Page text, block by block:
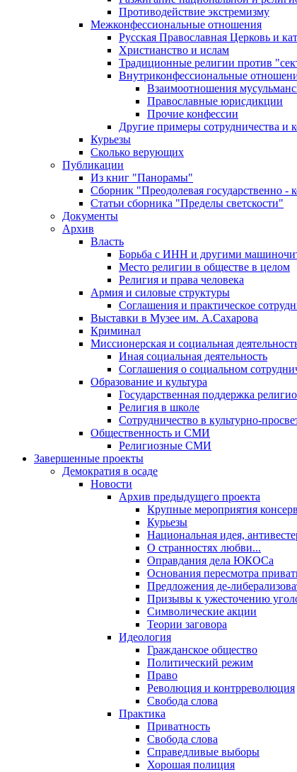
Противодействие экстремизму
Межконфессиональные отношения
Русская Православная Церковь и
Христианство и ислам
Традиционные религии против
Внутриконфессиональные
Взаимоотношения
Православные юрисдикции
Прочие конфессии
Другие примеры сотрудничества и
Курьезы
Сколько верующих
Публикации
Из книг "Панорамы"
Сборник "Преодолевая государственно -
Статьи сборника "Пределы светскости"
Документы
Архив
Власть
Борьба с ИНН и другими
Место религии в обществе в целом
Религия и права человека
Армия и силовые структуры
Соглашения и практическое
Выставки в Музее им. А.Сахарова
Криминал
Миссионерская и социальная
Иная социальная деятельность
Соглашения о социальном
Образование и культура
Государственная поддержка
Религия в школе
Сотрудничество в культурно-
Общественность и СМИ
Религиозные СМИ
Завершенные проекты
Демократия в осаде
Новости
Архив предыдущего проекта
Крупные мероприятия
Курьезы
Национальная идея,
О странностях любви...
Оправдания дела ЮКОСа
Основания пересмотра
Предложения де-
Призывы к ужесточению
Символические акции
Теории заговора
Идеология
Гражданское общество
Политический режим
Право
Революция и контрреволюция
Свобода слова
Практика
Приватность
Свобода слова
Справедливые выборы
Хорошая полиция